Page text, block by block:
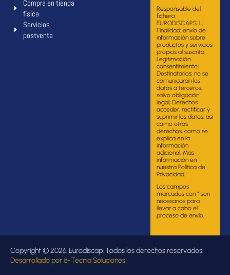
Compra en tienda
física
Servicios
postventa
Responsable del
fichero:
EURODISCAP.S. L;
Finalidad: envío de
información sobre
productos y servicios
propios al suscrito.
Legitimación:
consentimiento;
Destinatarios: no se
comunicarán los
datos a terceros,
salvo obligación
legal; Derechos:
acceder, rectificar y
suprimir los datos, así
como otros
derechos, como se
explica en la
información
adicional. Más
información en
nuestra Política de
Privacidad.
Los campos
marcados con * son
necesarios para
llevar a cabo el
proceso de envío.
Copyright © 2026. Eurodiscap. Todos los derechos reservados.
Desarrollado pore-Tecnia Soluciones